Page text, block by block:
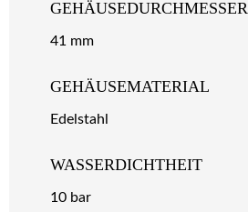
GEHÄUSEDURCHMESSER
41 mm
GEHÄUSEMATERIAL
Edelstahl
WASSERDICHTHEIT
10 bar